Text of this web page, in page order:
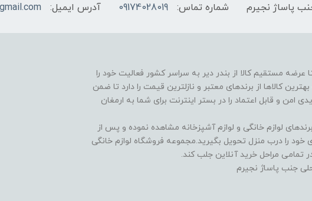
پاساژ نجیرم شماره تماس: 09174028019 آدرس ایمیل:
امینی در سال ۱۴۰۰ در راستا عرضه مستقیم کالا از بندر دیر به سراسر کشور فعالیت خود را
کالاها از برندهای معتبر و نازلترین قیمت را دارد تا ضمن
امن و قابل اعتماد را در بستر اینترنت برای شما به ارمغان
لوازم خانگی و لوازم آشپزخانه مشاهده نموده و پس از
خود را درب منزل تحویل بگیرید.مجموعه فروشگاه لوازم خانگی
تمامی مراحل خرید آنلاین جلب کند.
جنب پاساژ نجیرم